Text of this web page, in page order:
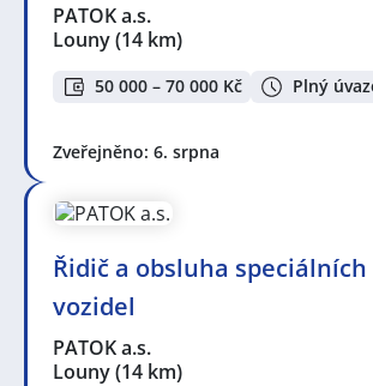
PATOK a.s.
Louny(14 km)
50 000 – 70 000 Kč Plný
Zveřejněno: 6. srpna
Řidič a obsluha speciálních
vozidel
PATOK a.s.
Louny(14 km)